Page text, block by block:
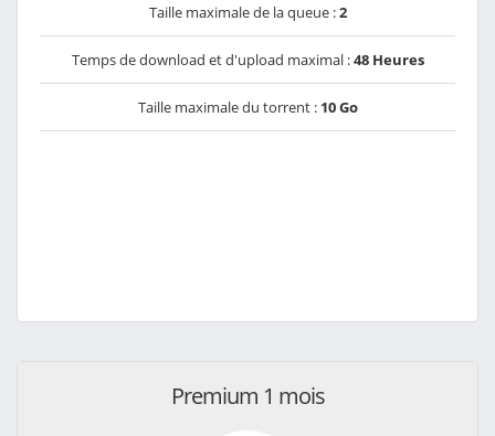
Taille maximale de la queue :2
Temps de download et d'upload maximal :48 Heures
Taille maximale du torrent : 10 Go
Premium 1 mois